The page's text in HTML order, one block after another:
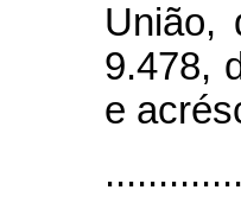
União,
9.478,
e